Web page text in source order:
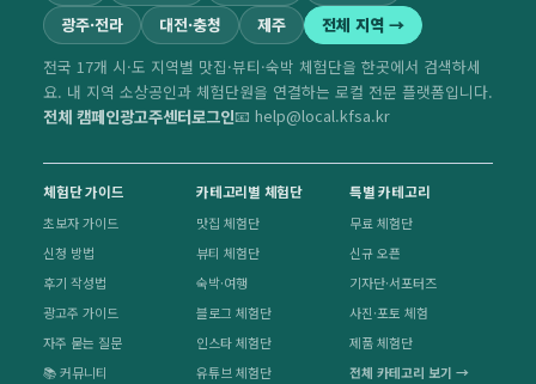
광주·전라
대전·충청 제주
전체 지역 →
전국 17개 시·도 지역별 맛집·뷰티·숙박 체험단을 한곳에서 검색하세
요. 내 지역 소상공인과 체험단원을 연결하는 로컬 전문 플랫폼입니다.
전체 캠페인광고주센터로그인📧 help@local.kfsa.kr
체험단 가이드
초보자 가이드
신청 방법
후기 작성법
광고주 가이드
자주 묻는 질문
📚 커뮤니티
카테고리별 체험단
맛집 체험단
뷰티 체험단
숙박·여행
블로그 체험단
인스타 체험단
유튜브 체험단
특별 카테고리
무료 체험단
신규 오픈
기자단·서포터즈
사진·포토 체험
제품 체험단
전체 카테고리 보기 →